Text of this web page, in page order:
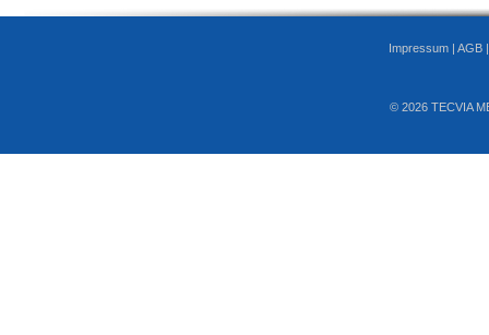
Impressum | AGB
© 2026 TECVIA